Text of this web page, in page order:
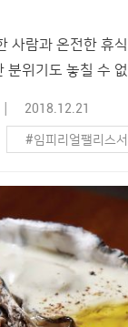
사람과 온전한 휴
분위기도 놓칠 수
해를 준비하는 1월
를 맞이하고 싶어
2018.12.21
#임피리얼팰리스